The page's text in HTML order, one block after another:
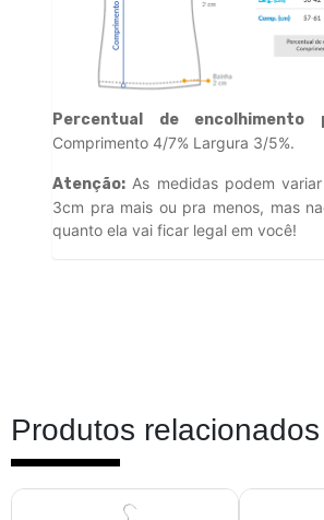
Percentual de encolhimento
Comprimento 4/7% Largura 3/5%.
Atenção: As medidas podem
3cm pra mais ou pra menos, mas
quanto ela vai ficar legal em você!
Produtos relacionados